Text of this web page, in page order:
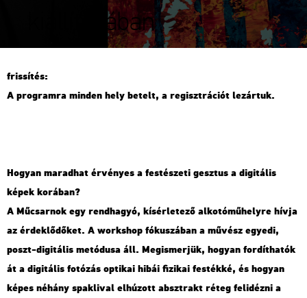
kiállításában
fris­sí­tés:
A prog­ram­ra min­den hely be­telt, a re­giszt­rá­ci­ót le­zár­tuk.
Ho­gyan ma­rad­hat ér­vé­nyes a fes­té­sze­ti gesz­tus a di­gi­tá­lis
képek ko­rá­ban?
A Mű­csar­nok egy rend­ha­gyó, kí­sér­le­te­ző al­ko­tó­mű­hely­re hívja
az ér­dek­lő­dő­ket. A work­shop fó­ku­szá­ban a mű­vész egye­di,
poszt-di­gi­tá­lis me­tó­du­sa áll. Meg­is­mer­jük, ho­gyan for­dít­ha­tók
át a di­gi­tá­lis fo­tó­zás op­ti­kai hibái fi­zi­kai fes­ték­ké, és ho­gyan
képes né­hány spak­li­val el­hú­zott abszt­rakt réteg fel­idéz­ni a